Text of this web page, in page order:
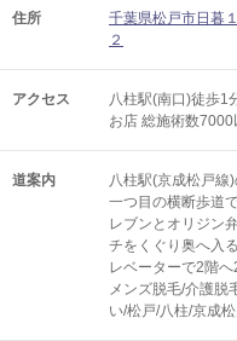
住所
千葉県松戸市日暮
２
アクセス
八柱駅(南口)徒歩1
お店 総施術数7000
道案内
八柱駅(京成松戸線
一つ目の横断歩道
レブンとオリジン
チをくぐり奥へ入
レベーターで2階
メンズ脱毛/介護脱
い/松戸/八柱/京成松